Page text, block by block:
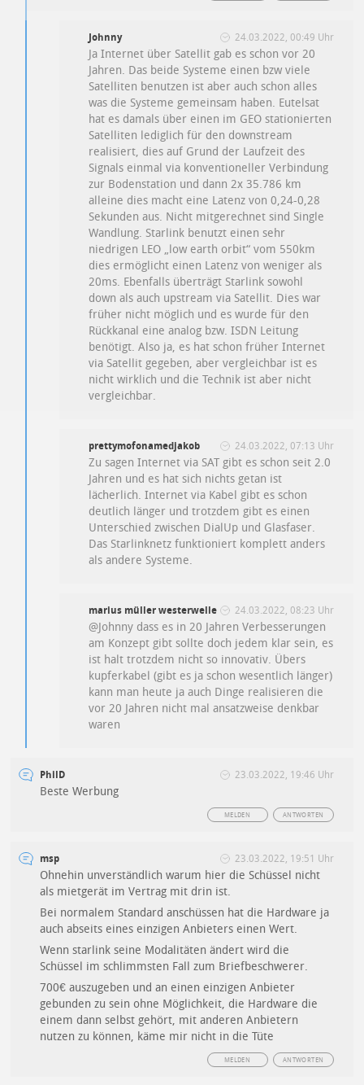
Johnny 24.03.2022, 00:49 Uhr
Ja Internet über Satellit gab es schon vor 20
Jahren. Das beide Systeme einen bzw viele
Satelliten benutzen ist aber auch schon alles
was die Systeme gemeinsam haben. Eutelsat
hat es damals über einen im GEO stationierten
Satelliten lediglich für den downstream
realisiert, dies auf Grund der Laufzeit des
Signals einmal via konventioneller Verbindung
zur Bodenstation und dann 2x 35.786 km
alleine dies macht eine Latenz von 0,24-0,28
Sekunden aus. Nicht mitgerechnet sind Single
Wandlung. Starlink benutzt einen sehr
niedrigen LEO „low earth orbit“ vom 550km
dies ermöglicht einen Latenz von weniger als
20ms. Ebenfalls überträgt Starlink sowohl
down als auch upstream via Satellit. Dies war
früher nicht möglich und es wurde für den
Rückkanal eine analog bzw. ISDN Leitung
benötigt. Also ja, es hat schon früher Internet
via Satellit gegeben, aber vergleichbar ist es
nicht wirklich und die Technik ist aber nicht
vergleichbar.
prettymofonamedjakob 24.03.2022, 07:13 Uhr
Zu sagen Internet via SAT gibt es schon seit 2.0
Jahren und es hat sich nichts getan ist
lächerlich. Internet via Kabel gibt es schon
deutlich länger und trotzdem gibt es einen
Unterschied zwischen DialUp und Glasfaser.
Das Starlinknetz funktioniert komplett anders
als andere Systeme.
marius müller westerwelle 24.03.2022, 08:23 Uhr
@Johnny dass es in 20 Jahren Verbesserungen
am Konzept gibt sollte doch jedem klar sein, es
ist halt trotzdem nicht so innovativ. Übers
kupferkabel (gibt es ja schon wesentlich länger)
kann man heute ja auch Dinge realisieren die
vor 20 Jahren nicht mal ansatzweise denkbar
waren
PhilD 23.03.2022, 19:46 Uhr
Beste Werbung
ANTWORTEN
MELDEN
msp 23.03.2022, 19:51 Uhr
Ohnehin unverständlich warum hier die Schüssel nicht
als mietgerät im Vertrag mit drin ist.
Bei normalem Standard anschüssen hat die Hardware ja
auch abseits eines einzigen Anbieters einen Wert.
Wenn starlink seine Modalitäten ändert wird die
Schüssel im schlimmsten Fall zum Briefbeschwerer.
700€ auszugeben und an einen einzigen Anbieter
gebunden zu sein ohne Möglichkeit, die Hardware die
einem dann selbst gehört, mit anderen Anbietern
nutzen zu können, käme mir nicht in die Tüte
ANTWORTEN
MELDEN